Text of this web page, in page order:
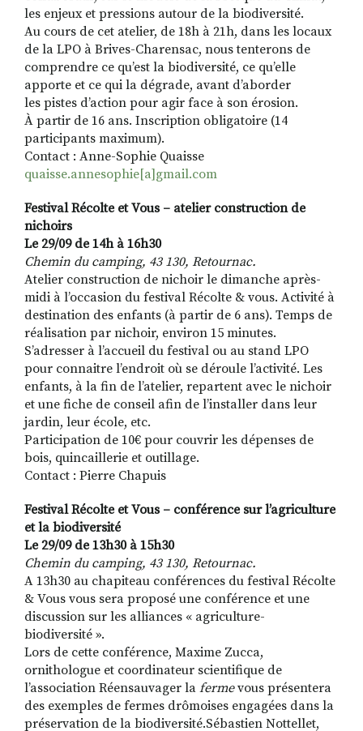
les enjeux et pressions autour de la biodiversité.
Au cours de cet atelier, de 18h à 21h, dans les locaux
de la LPO à Brives-Charensac, nous tenterons de
comprendre ce qu’est la biodiversité, ce qu’elle
apporte et ce qui la dégrade, avant d’aborder
les pistes d’action pour agir face à son érosion.
À partir de 16 ans. Inscription obligatoire (14
participants maximum).
Contact : Anne-Sophie Quaisse
quaisse.annesophie[a]gmail.com
Festival Récolte et Vous – atelier construction de
nichoirs
Le 29/09 de 14h à 16h30
Chemin du camping, 43 130, Retournac.
Atelier construction de nichoir le dimanche après-
midi à l’occasion du festival Récolte & vous. Activité à
destination des enfants (à partir de 6 ans). Temps de
réalisation par nichoir, environ 15 minutes.
S’adresser à l’accueil du festival ou au stand LPO
pour connaitre l’endroit où se déroule l’activité. Les
enfants, à la fin de l’atelier, repartent avec le nichoir
et une fiche de conseil afin de l’installer dans leur
jardin, leur école, etc.
Participation de 10€ pour couvrir les dépenses de
bois, quincaillerie et outillage.
Contact : Pierre Chapuis
Festival Récolte et Vous – conférence sur l’agriculture
et la biodiversité
Le 29/09 de 13h30 à 15h30
Chemin du camping, 43 130, Retournac.
A 13h30 au chapiteau conférences du festival Récolte
& Vous vous sera proposé une conférence et une
discussion sur les alliances « agriculture-
biodiversité ».
Lors de cette conférence, Maxime Zucca,
ornithologue et coordinateur scientifique de
l’association Réensauvager la fermevous présentera
des exemples de fermes drômoises engagées dans la
préservation de la biodiversité.Sébastien Nottellet,